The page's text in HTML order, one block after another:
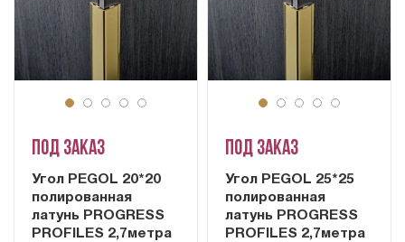
Под заказ
Угол PEGOL 20*20
полированная
латунь PROGRESS
PROFILES 2,7метра
Под заказ
Угол PEGOL 25*25
полированная
латунь PROGRESS
PROFILES 2,7метра